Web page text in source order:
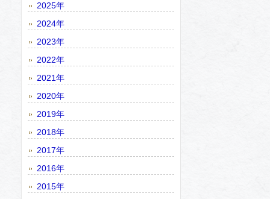
2025年
2024年
2023年
2022年
2021年
2020年
2019年
2018年
2017年
2016年
2015年